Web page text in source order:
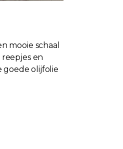
mooie schaal
en
goede olijfolie